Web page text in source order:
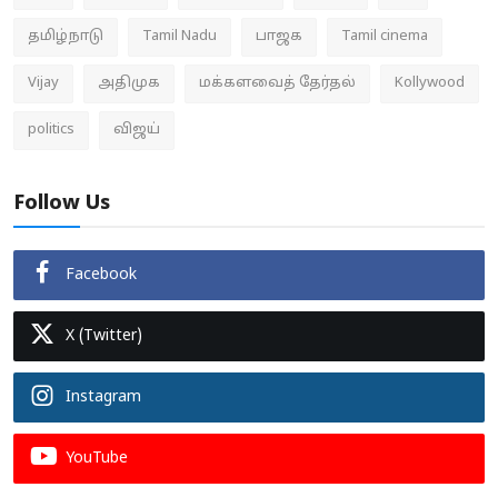
தமிழ்நாடு Tamil Nadu பாஜக Tamil cinema
Vijay அதிமுக மக்களவைத் தேர்தல் Kollywood
politics விஜய்
Follow Us
Facebook
X (Twitter)
Instagram
YouTube